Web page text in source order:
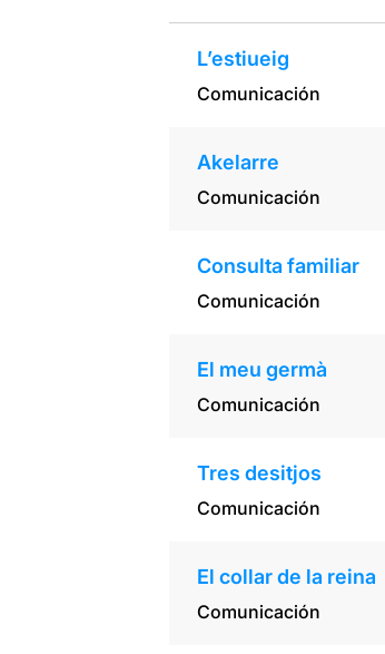
L’estiueig
Comunicación
Akelarre
Comunicación
Consulta familiar
Comunicación
El meu germà
Comunicación
Tres desitjos
Comunicación
El collar de la reina
Comunicación